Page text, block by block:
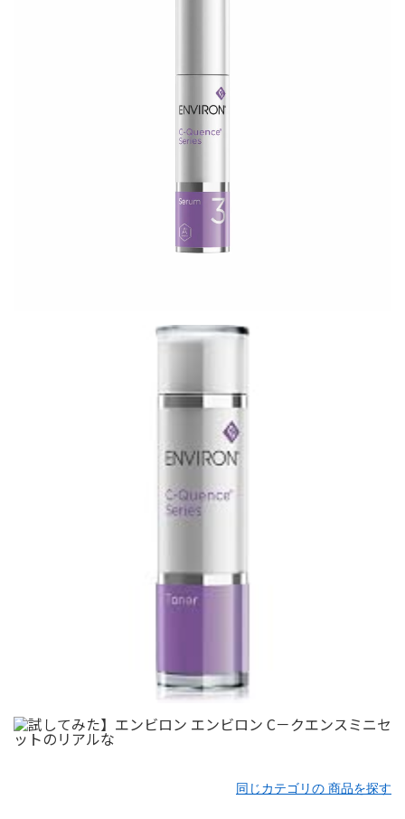
同じカテゴリの 商品を探す